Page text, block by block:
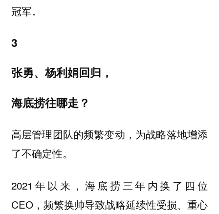
冠军。
3
张勇、杨利娟回归，
海底捞往哪走？
高层管理团队的频繁变动，为战略落地增添
了不确定性。
2021年以来，海底捞三年内换了四位
CEO，频繁换帅导致战略延续性受损、重心